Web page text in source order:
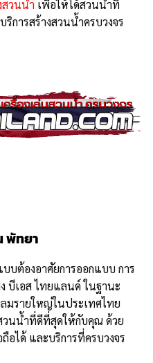
สวนน้ำ เพื่อให้ได้สวนน้ำที่
การสร้างสวนน้ำครบวงจร
พัทยา
บต้องอาศัยการออกแบบ การ
บีเอส ไทยแลนด์ ในฐานะ
มรายใหญ่ในประเทศไทย
วนน้ำที่ดีที่สุดให้กับคุณ ด้วย
ได้ และบริการที่ครบวงจร